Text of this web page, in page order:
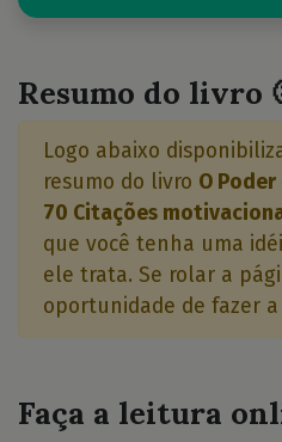
Resumo do livro
Logo abaixo
resumo do livro O
70 Citações
que você tenha uma
ele trata. Se rolar a
oportunidade de fazer
Faça a leitura